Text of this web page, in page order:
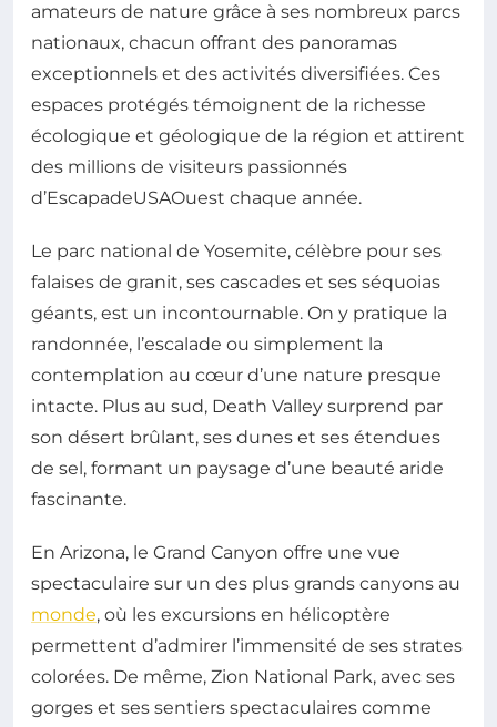
amateurs de nature grâce à ses nombreux parcs
nationaux, chacun offrant des panoramas
exceptionnels et des activités diversifiées. Ces
espaces protégés témoignent de la richesse
écologique et géologique de la région et attirent
des millions de visiteurs passionnés
d’EscapadeUSAOuest chaque année.
Le parc national de Yosemite, célèbre pour ses
falaises de granit, ses cascades et ses séquoias
géants, est un incontournable. On y pratique la
randonnée, l’escalade ou simplement la
contemplation au cœur d’une nature presque
intacte. Plus au sud, Death Valley surprend par
son désert brûlant, ses dunes et ses étendues
de sel, formant un paysage d’une beauté aride
fascinante.
En Arizona, le Grand Canyon offre une vue
spectaculaire sur un des plus grands canyons au
monde, où les excursions en hélicoptère
permettent d’admirer l’immensité de ses strates
colorées. De même, Zion National Park, avec ses
gorges et ses sentiers spectaculaires comme